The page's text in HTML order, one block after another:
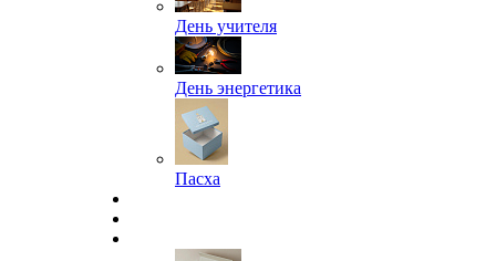
День учителя
День энергетика
Пасха